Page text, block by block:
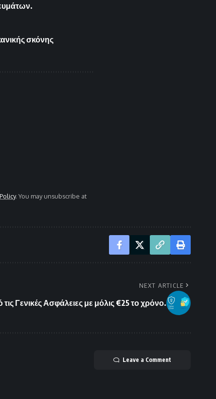
σκόνης
. You may unsubscribe at
NEXT ARTICLE
Γενικές Ασφάλειες με μόλις €25 το χρόνο.
Leave a Comment